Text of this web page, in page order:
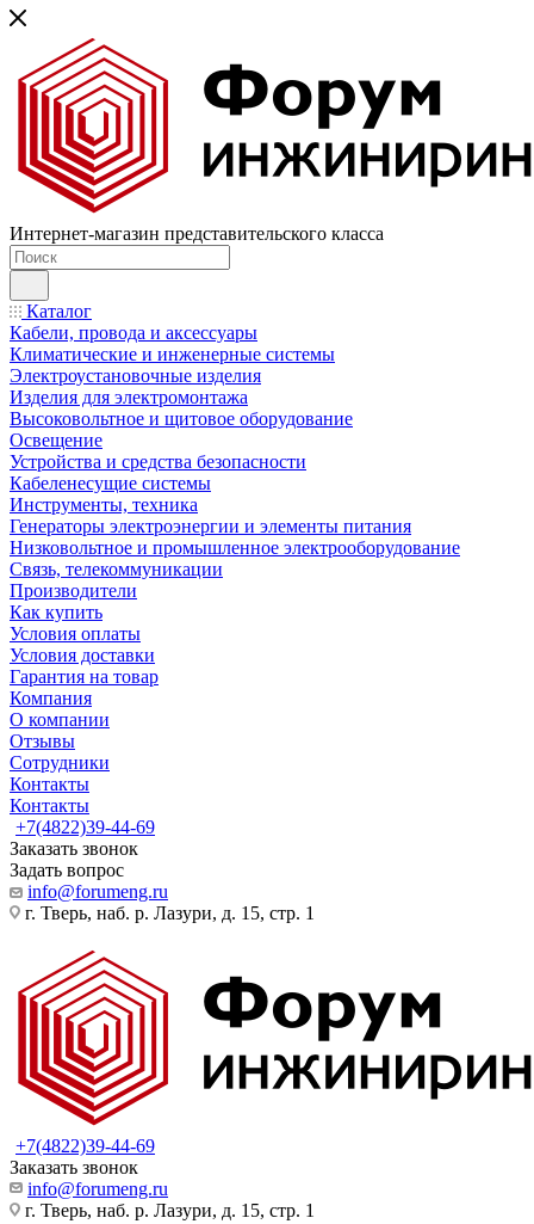
Интернет-магазин представительского класса
Каталог
Кабели, провода и аксессуары
Климатические и инженерные системы
Электроустановочные изделия
Изделия для электромонтажа
Высоковольтное и щитовое оборудование
Освещение
Устройства и средства безопасности
Кабеленесущие системы
Инструменты, техника
Генераторы электроэнергии и элементы питания
Низковольтное и промышленное электрооборудование
Связь, телекоммуникации
Производители
Как купить
Условия оплаты
Условия доставки
Гарантия на товар
Компания
О компании
Отзывы
Сотрудники
Контакты
Контакты
+7(4822)39-44-69
Заказать звонок
Задать вопрос
info@forumeng.ru
г. Тверь, наб. р. Лазури, д. 15, стр. 1
+7(4822)39-44-69
Заказать звонок
info@forumeng.ru
г. Тверь, наб. р. Лазури, д. 15, стр. 1